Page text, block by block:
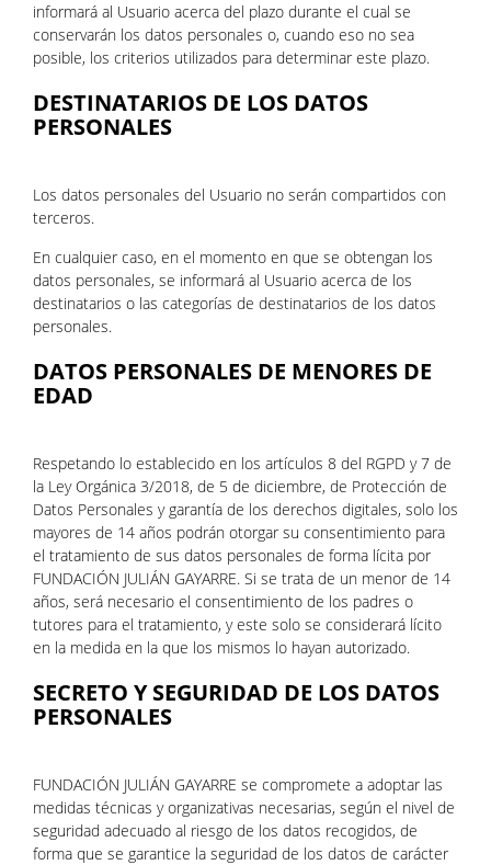
informará al Usuario acerca del plazo durante el cual se
conservarán los datos personales o, cuando eso no sea
posible, los criterios utilizados para determinar este plazo.
DESTINATARIOS DE LOS DATOS
PERSONALES
Los datos personales del Usuario no serán compartidos con
terceros.
En cualquier caso, en el momento en que se obtengan los
datos personales, se informará al Usuario acerca de los
destinatarios o las categorías de destinatarios de los datos
personales.
DATOS PERSONALES DE MENORES DE
EDAD
Respetando lo establecido en los artículos 8 del RGPD y 7 de
la Ley Orgánica 3/2018, de 5 de diciembre, de Protección de
Datos Personales y garantía de los derechos digitales, solo los
mayores de 14 años podrán otorgar su consentimiento para
el tratamiento de sus datos personales de forma lícita por
FUNDACIÓN JULIÁN GAYARRE. Si se trata de un menor de 14
años, será necesario el consentimiento de los padres o
tutores para el tratamiento, y este solo se considerará lícito
en la medida en la que los mismos lo hayan autorizado.
SECRETO Y SEGURIDAD DE LOS DATOS
PERSONALES
FUNDACIÓN JULIÁN GAYARRE se compromete a adoptar las
medidas técnicas y organizativas necesarias, según el nivel de
seguridad adecuado al riesgo de los datos recogidos, de
forma que se garantice la seguridad de los datos de carácter